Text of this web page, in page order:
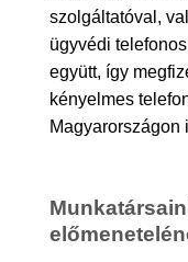
szolgáltatóval,
ügyvédi
együtt, így
kényelmes
Magyarországon